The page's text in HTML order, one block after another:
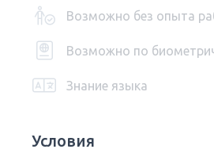
Возможно без опыта
Возможно по
Знание языка
Условия